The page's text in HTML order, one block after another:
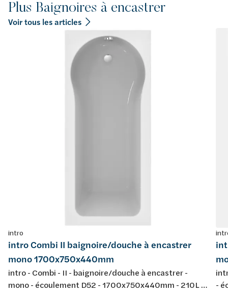
Plus Baignoires à encastrer
Voir tous les articles
intro
intro Combi II baignoire/douche à encastrer
mono 1700x750x440mm
intro - Combi - II - baignoire/douche à encastrer -
mono - écoulement D52 - 1700x750x440mm - 210L -
-